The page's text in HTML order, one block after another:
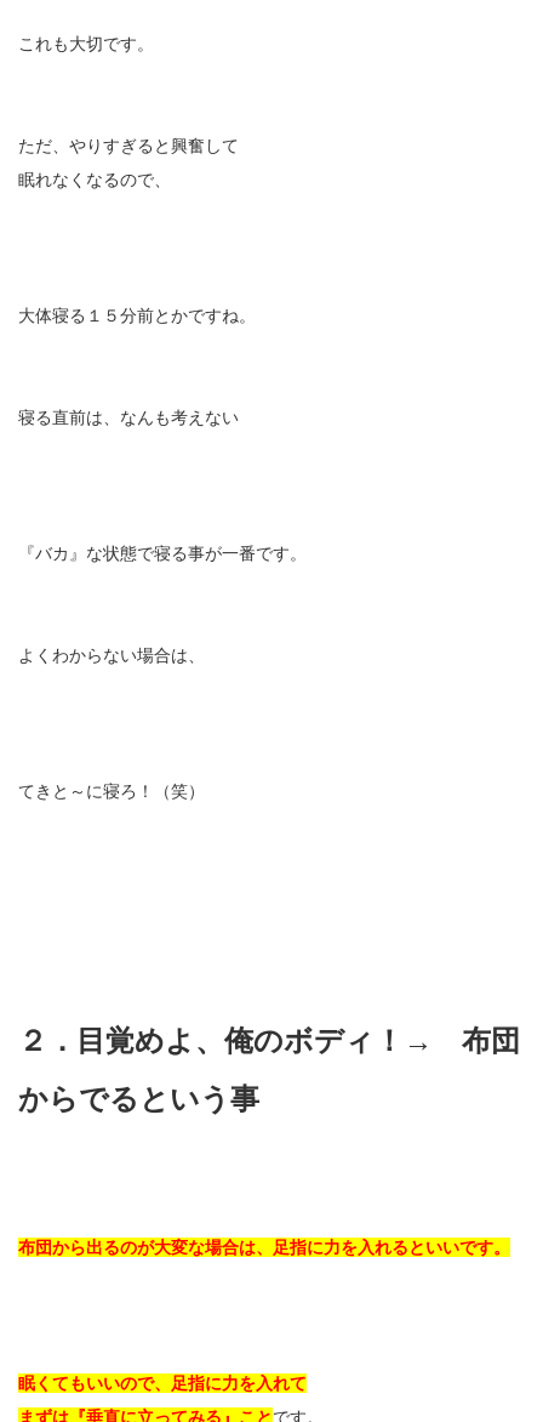
これも大切です。
ただ、やりすぎると興奮して
眠れなくなるので、
大体寝る１５分前とかですね。
寝る直前は、なんも考えない
『バカ』な状態で寝る事が一番です。
よくわからない場合は、
てきと～に寝ろ！（笑）
２．目覚めよ、俺のボディ！→ 布団
からでるという事
布団から出るのが大変な場合は、足指に力を入れるといいです。
眠くてもいいので、足指に力を入れて
まずは『垂直に立ってみる』ことです。